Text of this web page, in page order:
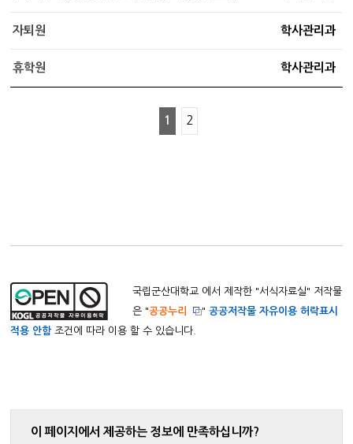
자퇴원 학사관리과
휴학원 학사관리과
1 2
국립군산대학교 에서 제작한 "서식자료실" 저작물
은 "공공누리 "공공저작물 자유이용 허락표시
적용 안함조건에 따라 이용 할 수 있습니다.
이 페이지에서 제공하는 정보에 만족하십니까?